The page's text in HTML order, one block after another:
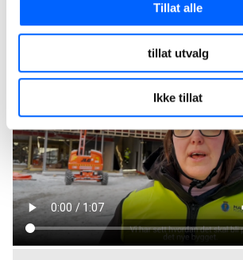
Tillat alle
tillat utvalg
Ikke tillat
funksjon- og utviklingshemninger kan
arbeid ut ifra egne forutsetninger.
sommeren 2023, og skal stå ferdig til